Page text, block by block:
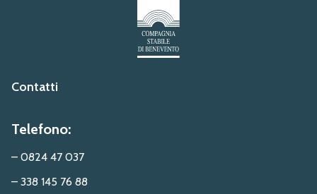
Contatti
Telefono:
– 0824 47 037
– 338 145 76 88